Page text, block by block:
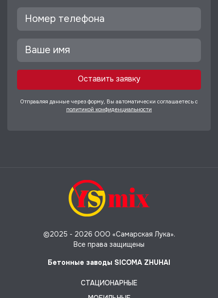
Оставить заявку
Отправляя данные через форму, Вы автоматически соглашаетесь с
политикой конфиденциальности
©2025 - 2026 ООО «Самарская Лука».
Все права защищены
Бетонные заводы SICOMA ZHUHAI
СТАЦИОНАРНЫЕ